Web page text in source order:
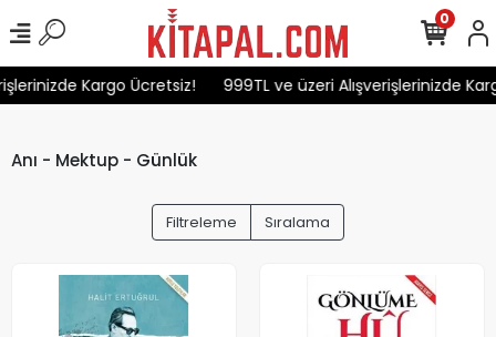
Kargo Ücretsiz! 999TL ve üzeri Alışverişlerinizde
0
Anı - Mektup - Günlük
Filtreleme Sıralama